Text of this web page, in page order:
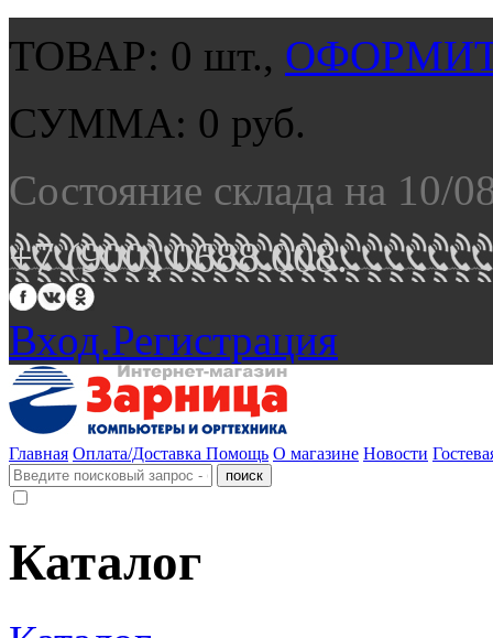
ТОВАР: 0 шт.,
СУММА: 0 руб.
Состояние склада на 10/
+7 (900) 0688 008.
Вход.Регистрация
Главная Оплата/Доставка Помощь О магазине Новости
Каталог